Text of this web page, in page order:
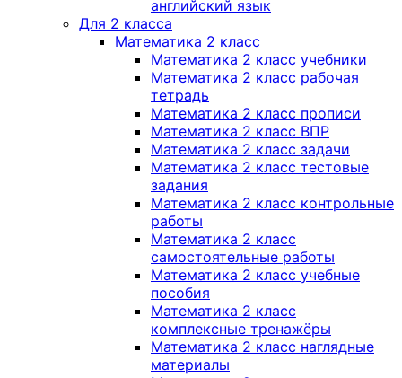
английский язык
Для 2 класса
Математика 2 класс
Математика 2 класс учебники
Математика 2 класс рабочая
тетрадь
Математика 2 класс прописи
Математика 2 класс ВПР
Математика 2 класс задачи
Математика 2 класс тестовые
задания
Математика 2 класс контрольные
работы
Математика 2 класс
самостоятельные работы
Математика 2 класс учебные
пособия
Математика 2 класс
комплексные тренажёры
Математика 2 класс наглядные
материалы